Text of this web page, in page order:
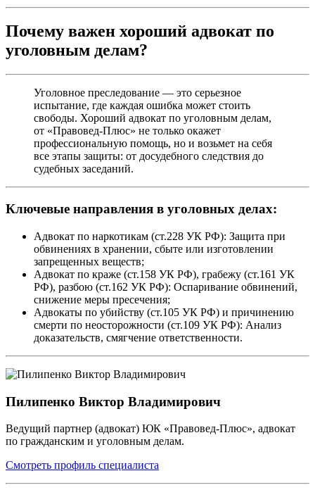
Почему важен хороший адвокат по
уголовным делам?
Уголовное преследование — это серьезное
испытание, где каждая ошибка может стоить
свободы. Хороший адвокат по уголовным делам,
от «Правовед-Плюс» не только окажет
профессиональную помощь, но и возьмет на себя
все этапы защиты: от досудебного следствия до
судебных заседаний.
Ключевые направления в уголовных делах:
Адвокат по наркотикам (ст.228 УК РФ): Защита при
обвинениях в хранении, сбыте или изготовлении
запрещенных веществ;
Адвокат по краже (ст.158 УК РФ), грабежу (ст.161 УК
РФ), разбою (ст.162 УК РФ): Оспаривание обвинений,
снижение меры пресечения;
Адвокаты по убийству (ст.105 УК РФ) и причинению
смерти по неосторожности (ст.109 УК РФ): Анализ
доказательств, смягчение ответственности.
Пилипенко Виктор Владимирович
Ведущий партнер (адвокат) ЮК «Правовед-Плюс», адвокат
по гражданским и уголовным делам.
Смотреть профиль специалиста